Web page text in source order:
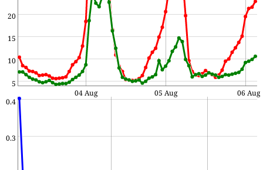
5
10
15
20
04 Aug 05 Aug 06 Aug
0.3
0.4